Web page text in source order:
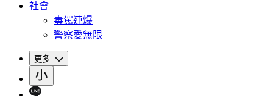
社會
毒駕連爆
警察愛無限
更多